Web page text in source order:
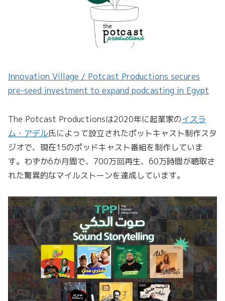
Innovation Village / Potcast Productions secures
pre-seed investment to expand podcasting in Egypt
The Potcast Productionsは2020年に起業家のイスラ
ム・アデル氏によって設立されたポットキャスト制作スタ
ジオで、現在15のポッドキャスト番組を制作していま
す。わずか6か月間で、700万回再生、60万時間が聴取さ
れた驚異的なマイルストーンを達成しています。